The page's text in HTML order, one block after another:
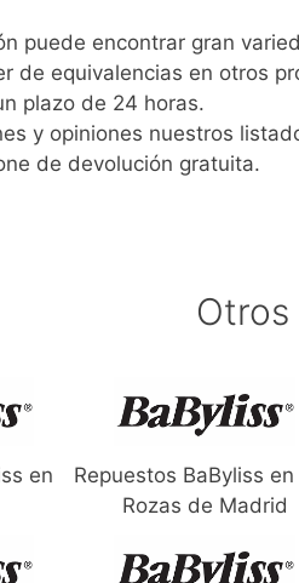
puede encontrar gran
de equivalencias en otros
plazo de 24 horas.
y opiniones nuestros
de devolución gratuita.
Otros
en
Repuestos BaByliss en
Rozas de Madrid